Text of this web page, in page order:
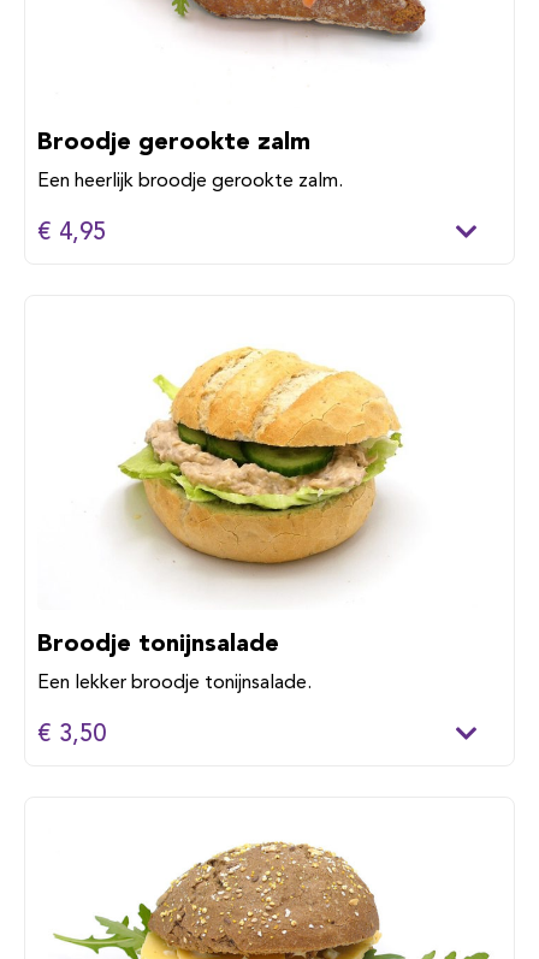
Broodje gerookte zalm
Een heerlijk broodje gerookte zalm.
€ 4,95
Broodje tonijnsalade
Een lekker broodje tonijnsalade.
€ 3,50